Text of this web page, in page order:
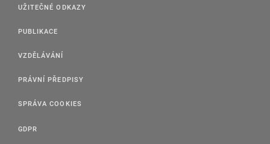
UŽITEČNÉ ODKAZY
PUBLIKACE
VZDĚLÁVÁNÍ
PRÁVNÍ PŘEDPISY
SPRÁVA COOKIES
GDPR